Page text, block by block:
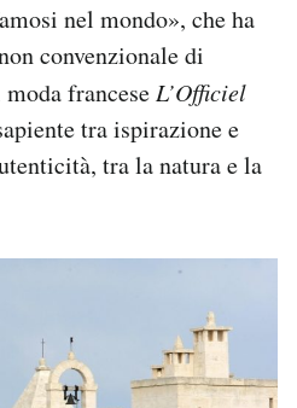
nel mondo», che ha
convenzionale di
francese L’Officiel
tra ispirazione e
tra la natura e la